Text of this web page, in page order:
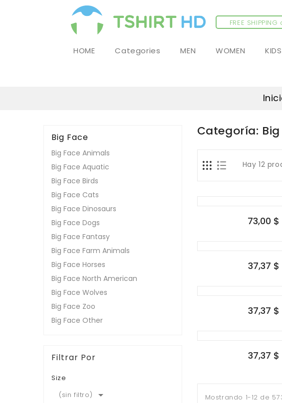
FREE
HOME Categories MEN WOMEN KIDS
Big Face
Big Face Animals
Big Face Aquatic
Big Face Birds
Big Face Cats
Big Face Dinosaurs
Big Face Dogs
Big Face Fantasy
Big Face Farm Animals
Big Face Horses
Big Face North American
Big Face Wolves
Big Face Zoo
Big Face Other
Filtrar Por
Size
(sin filtro)

Categoría: Big
Hay 12
73,00 $
37,37 $
37,37 $
37,37 $
Mostrando 1-12 de